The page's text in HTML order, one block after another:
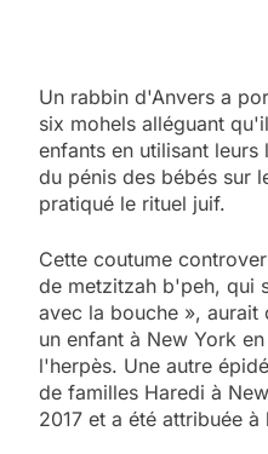
Un rabbin d'Anvers a
six mohels alléguant
enfants en utilisant
du pénis des bébés sur
pratiqué le rituel juif.
Cette coutume
de metzitzah b'peh, qui
avec la bouche »,
un enfant à New York
l'herpès. Une autre
de familles Haredi à
2017 et a été attribuée